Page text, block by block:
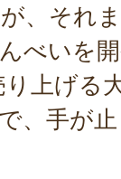
、それ
べいを
上げる
、手が